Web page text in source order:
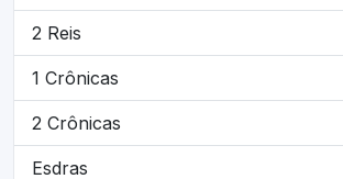
2 Reis
1 Crônicas
2 Crônicas
Esdras